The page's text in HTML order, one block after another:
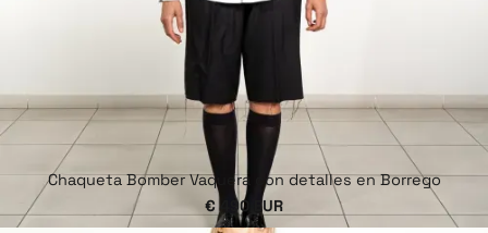
Chaqueta Bomber Vaquera con detalles en Borrego
€ 490 EUR